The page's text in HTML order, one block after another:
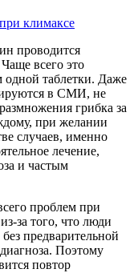
климаксе
проводится
всего это
одной таблетки. Даже
в СМИ, не
грибка за
при желании
случаев, именно
лечение,
и частым
проблем при
за того, что люди
предварительной
Поэтому
повтор